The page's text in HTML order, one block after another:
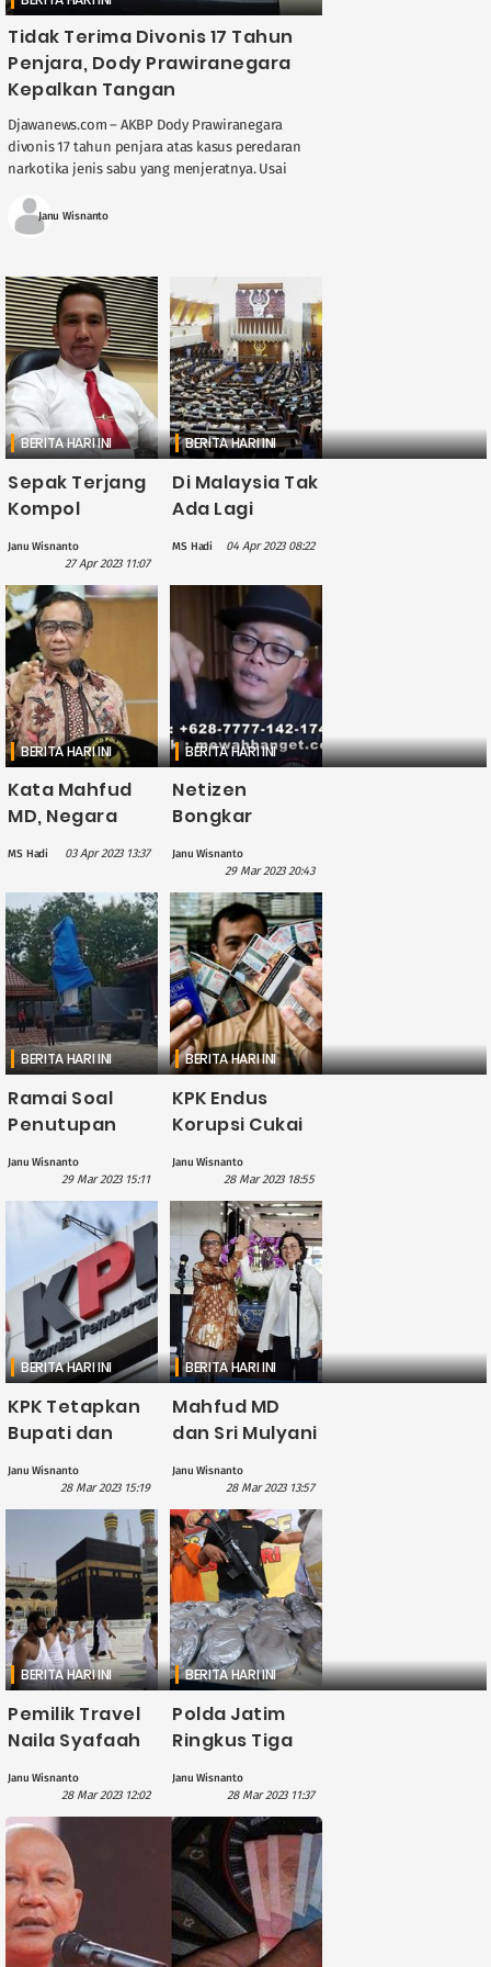
Tidak Terima Divonis 17 Tahun
Penjara, Dody Prawiranegara
Kepalkan Tangan
Djawanews.com – AKBP Dody Prawiranegara
divonis 17 tahun penjara atas kasus peredaran
narkotika jenis sabu yang menjeratnya. Usai
Prawiranegara kemudian berbalik badan dan ....
Janu Wisnanto
BERITA HARI INI
Sepak Terjang
Kompol
Achiruddin
Hasibuan:
Pernah
Menendang
Pria Tua
Hingga
Tersungkur
Janu Wisnanto
27 Apr 2023 11:07
BERITA HARI INI
Di Malaysia Tak
Ada Lagi
Hukuman Mati
dan Penjara
Seumur Hidup,
Digantikan
dengan Ini
MS Hadi 04 Apr 2023 08:22
BERITA HARI INI
Kata Mahfud
MD, Negara
Lebih Baik
Punya DPR dan
Parpol
Meskipun Jelek
MS Hadi 03 Apr 2023 13:37
BERITA HARI INI
Netizen
Bongkar
Nama-nama
Artis yang
Diduga
Promosikan
Judi Online,
Mulai dari Deny
Caknan Hingga
Ari Lasso
Janu Wisnanto
29 Mar 2023 20:43
BERITA HARI INI
Ramai Soal
Penutupan
Patung Bunda
Maria,
Kapolres Kulon
Progo
Dimutasi
Janu Wisnanto
29 Mar 2023 15:11
BERITA HARI INI
KPK Endus
Korupsi Cukai
Rokok di
Pelabuhan
Bebas Bintan
Kepri, Negara
Rugi Ratusan
Miliar
Janu Wisnanto
28 Mar 2023 18:55
BERITA HARI INI
KPK Tetapkan
Bupati dan
Kalteng
Menjadi
Tersangka
Korupsi
Janu Wisnanto
28 Mar 2023 15:19
BERITA HARI INI
Mahfud MD
dan Sri Mulyani
Bareskrim Soal
Rp349 T
Janu Wisnanto
28 Mar 2023 13:57
BERITA HARI INI
Pemilik Travel
Naila Syafaah
Resmi Jadi
Tersangka
Penipuan
Umrah
Janu Wisnanto
28 Mar 2023 12:02
BERITA HARI INI
Polda Jatim
Ringkus Tiga
Penjual Bahan
Peledak,
Amankan 231
Kilogram
Bahan Peledak
Janu Wisnanto
28 Mar 2023 11:37